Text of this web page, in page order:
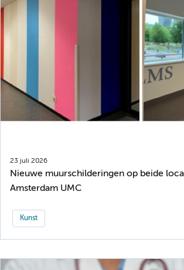
23 juli 2026
Nieuwe muurschilderingen op beide
Amsterdam UMC
Kunst